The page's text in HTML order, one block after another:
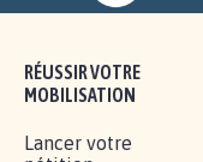
RÉUSSIR VOTRE
MOBILISATION
Lancer votre